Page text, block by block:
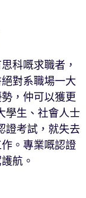
科嘅求職者，
對系職場一大
，仲可以獲更
學生、社會人士
證考試，就失去
。專業嘅認證
航。